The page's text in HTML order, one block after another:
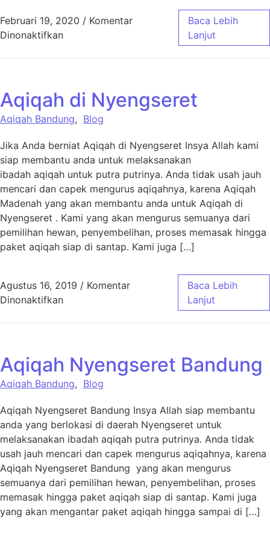
Februari 19, 2020 / Komentar
Dinonaktifkanpada Aqiqah Bandung Madenah
Baca Lebih
Lanjut
Aqiqah di Nyengseret
Aqiqah Bandung, Blog
Jika Anda berniat Aqiqah di Nyengseret Insya Allah kami
siap membantu anda untuk melaksanakan
ibadah aqiqah untuk putra putrinya. Anda tidak usah jauh
mencari dan capek mengurus aqiqahnya, karena Aqiqah
Madenah yang akan membantu anda untuk Aqiqah di
Nyengseret . Kami yang akan mengurus semuanya dari
pemilihan hewan, penyembelihan, proses memasak hingga
paket aqiqah siap di santap. Kami juga […]
Agustus 16, 2019 / Komentar
Dinonaktifkanpada Aqiqah di Nyengseret
Baca Lebih
Lanjut
Aqiqah Nyengseret Bandung
Aqiqah Bandung, Blog
Aqiqah Nyengseret Bandung Insya Allah siap membantu
anda yang berlokasi di daerah Nyengseret untuk
melaksanakan ibadah aqiqah putra putrinya. Anda tidak
usah jauh mencari dan capek mengurus aqiqahnya, karena
Aqiqah Nyengseret Bandung yang akan mengurus
semuanya dari pemilihan hewan, penyembelihan, proses
memasak hingga paket aqiqah siap di santap. Kami juga
yang akan mengantar paket aqiqah hingga sampai di […]